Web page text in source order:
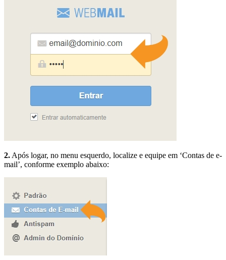
2. Após logar, no menu esquerdo, localize e equipe em ‘Contas de e-
mail’, conforme exemplo abaixo: